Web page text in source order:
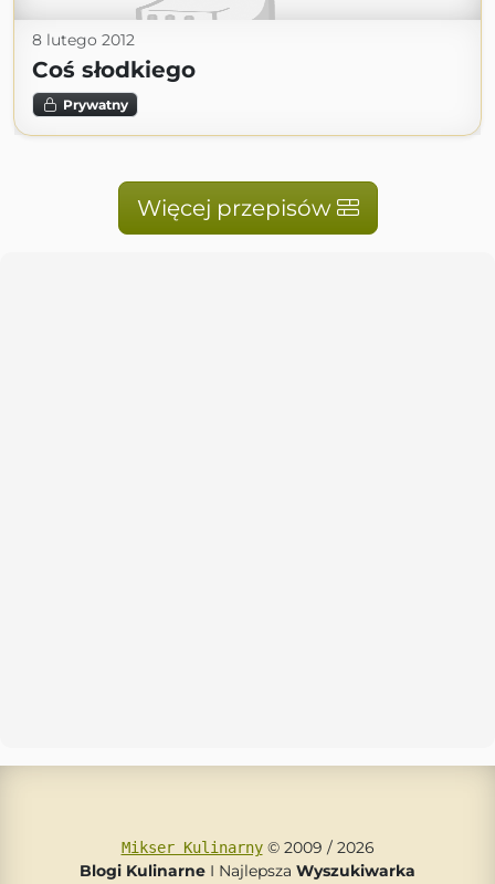
8 lutego 2012
Coś słodkiego
Prywatny
Więcej przepisów
Mikser Kulinarny© 2009 / 2026
Blogi Kulinarne I Najlepsza Wyszukiwarka